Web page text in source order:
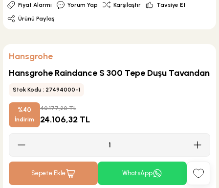
Fiyat Alarmı Yorum Yap Karşılaştır
Tavsiye Et
Ürünü Paylaş
Hansgrohe
Hansgrohe Raindance S 300 Tepe Duşu Tavandan
Stok Kodu : 27494000-1
%40
İndirim
40.177,20 TL
24.106,32 TL
Sepete Ekle WhatsApp